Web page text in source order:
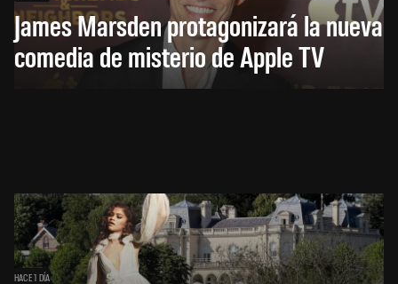
James Marsden protagonizará la nueva
comedia de misterio de Apple TV
HACE 1 DÍA